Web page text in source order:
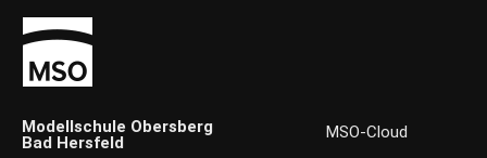
Modellschule Obersberg
Bad Hersfeld
MSO-Cloud